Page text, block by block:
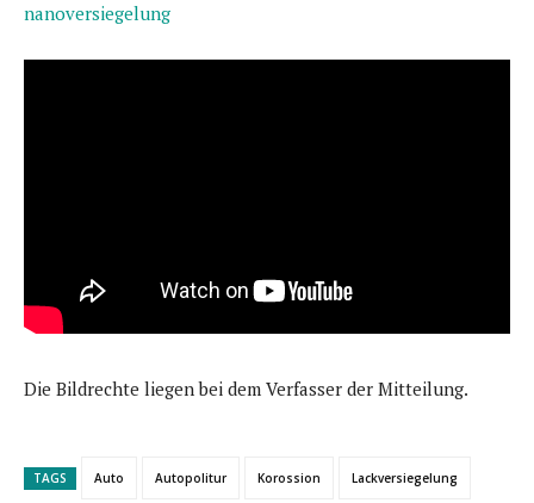
nanoversiegelung
Die Bildrechte liegen bei dem Verfasser der Mitteilung.
TAGS Auto Autopolitur Korossion Lackversiegelung